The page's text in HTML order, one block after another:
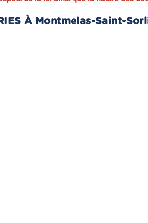
À Montmelas-Saint-